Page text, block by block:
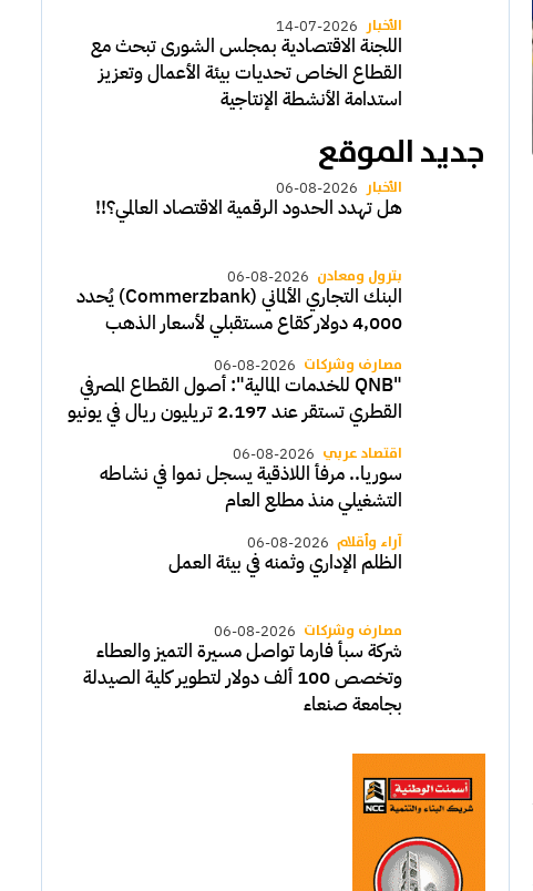
الأخبار 14-07-2026
اللجنة الاقتصادية بمجلس الشورى تبحث مع
القطاع الخاص تحديات بيئة الأعمال وتعزيز
استدامة الأنشطة الإنتاجية
جديد الموقع
الأخبار 06-08-2026
هل تهدد الحدود الرقمية الاقتصاد العالمي؟!!
بترول ومعادن 06-08-2026
البنك التجاري الألماني (Commerzbank) يُحدد
4,000 دولار كقاع مستقبلي لأسعار الذهب
مصارف وشركات 06-08-2026
"QNB للخدمات المالية": أصول القطاع المصرفي
القطري تستقر عند 2.197 تريليون ريال في يونيو
اقتصاد عربي 06-08-2026
سوريا.. مرفأ اللاذقية يسجل نموا في نشاطه
التشغيلي منذ مطلع العام
آراء وأقلام 06-08-2026
الظلم الإداري وثمنه في بيئة العمل
مصارف وشركات 06-08-2026
شركة سبأ فارما تواصل مسيرة التميز والعطاء
وتخصص 100 ألف دولار لتطوير كلية الصيدلة
بجامعة صنعاء